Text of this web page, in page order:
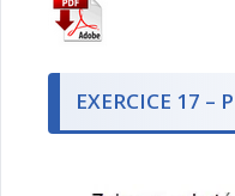
EXERCICE 17 –